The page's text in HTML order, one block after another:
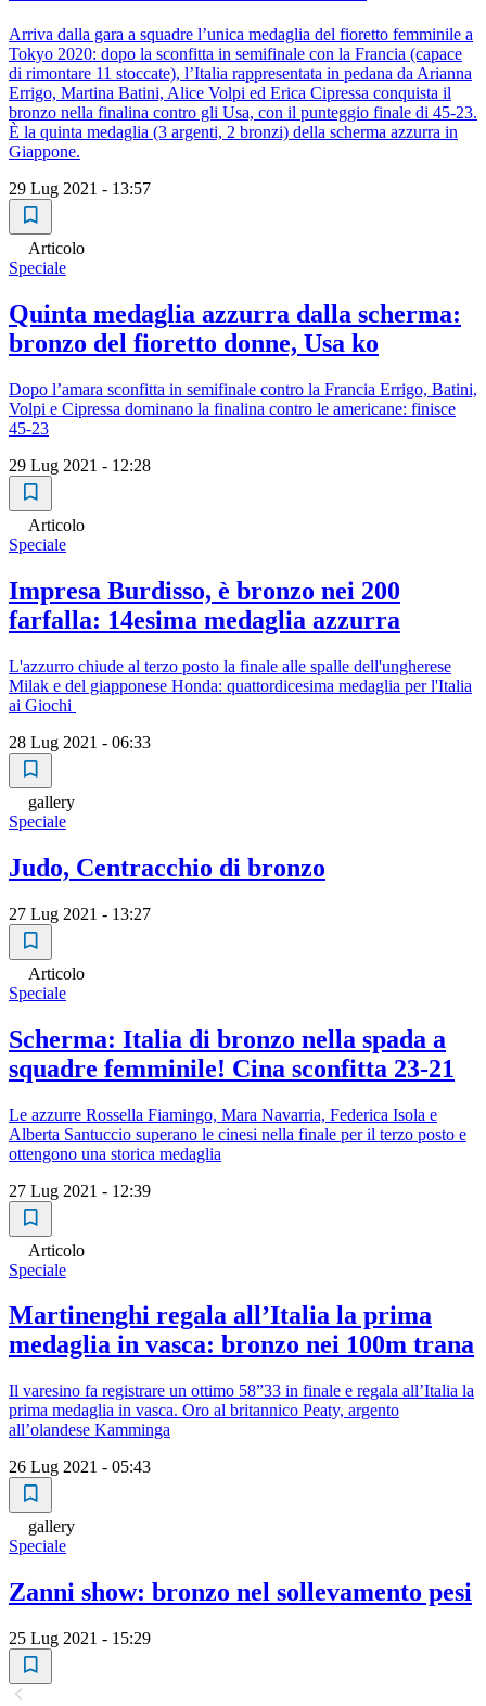
Arriva dalla gara a squadre l’unica medaglia del fioretto femminile a
Tokyo 2020: dopo la sconfitta in semifinale con la Francia (capace
di rimontare 11 stoccate), l’Italia rappresentata in pedana da Arianna
Errigo, Martina Batini, Alice Volpi ed Erica Cipressa conquista il
bronzo nella finalina contro gli Usa, con il punteggio finale di 45-23.
È la quinta medaglia (3 argenti, 2 bronzi) della scherma azzurra in
Giappone.
29 Lug 2021 - 13:57
Articolo
Speciale
Quinta medaglia azzurra dalla scherma:
bronzo del fioretto donne, Usa ko
Dopo l’amara sconfitta in semifinale contro la Francia Errigo, Batini,
Volpi e Cipressa dominano la finalina contro le americane: finisce
45-23
29 Lug 2021 - 12:28
Articolo
Speciale
Impresa Burdisso, è bronzo nei 200
farfalla: 14esima medaglia azzurra
L'azzurro chiude al terzo posto la finale alle spalle dell'ungherese
Milak e del giapponese Honda: quattordicesima medaglia per l'Italia
ai Giochi
28 Lug 2021 - 06:33
gallery
Speciale
Judo, Centracchio di bronzo
27 Lug 2021 - 13:27
Articolo
Speciale
Scherma: Italia di bronzo nella spada a
squadre femminile! Cina sconfitta 23-21
Le azzurre Rossella Fiamingo, Mara Navarria, Federica Isola e
Alberta Santuccio superano le cinesi nella finale per il terzo posto e
ottengono una storica medaglia
27 Lug 2021 - 12:39
Articolo
Speciale
Martinenghi regala all’Italia la prima
medaglia in vasca: bronzo nei 100m trana
Il varesino fa registrare un ottimo 58”33 in finale e regala all’Italia la
prima medaglia in vasca. Oro al britannico Peaty, argento
all’olandese Kamminga
26 Lug 2021 - 05:43
gallery
Speciale
Zanni show: bronzo nel sollevamento pesi
25 Lug 2021 - 15:29